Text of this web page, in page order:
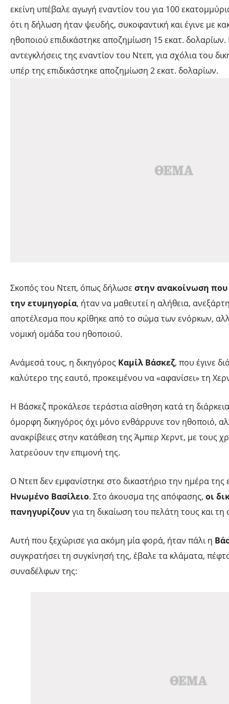
εκείνη υπέβαλε αγωγή εναντίον του για 100
ότι η δήλωση ήταν ψευδής, συκοφαντική και έγινε με
ηθοποιού επιδικάστηκε αποζημίωση 15 εκατ. δολαρίων.
αντεγκλήσεις της εναντίον του Ντεπ, για σχόλια του
υπέρ της επιδικάστηκε αποζημίωση 2 εκατ. δολαρίων.
Σκοπός του Ντεπ, όπως δήλωσε στην ανακοίνωση
την ετυμηγορία, ήταν να μαθευτεί η αλήθεια,
αποτέλεσμα που κρίθηκε από το σώμα των ενόρκων,
νομική ομάδα του ηθοποιού.
Ανάμεσά τους, η δικηγόρος Καμίλ Βάσκεζ, που έγινε
καλύτερο της εαυτό, προκειμένου να «αφανίσει» τη
Η Βάσκεζ προκάλεσε τεράστια αίσθηση κατά τη
όμορφη δικηγόρος όχι μόνο ενθάρρυνε τον ηθοποιό,
ανακρίβειες στην κατάθεση της Άμπερ Χερντ, με τους
λατρεύουν την επιμονή της.
Ο Ντεπ δεν εμφανίστηκε στο δικαστήριο την ημέρα
Ηνωμένο Βασίλειο. Στο άκουσμα της απόφασης, οι
πανηγυρίζουν για τη δικαίωση του πελάτη τους και
Αυτή που ξεχώρισε για ακόμη μία φορά, ήταν πάλι η
συγκρατήσει τη συγκίνησή της, έβαλε τα κλάματα,
συναδέλφων της: